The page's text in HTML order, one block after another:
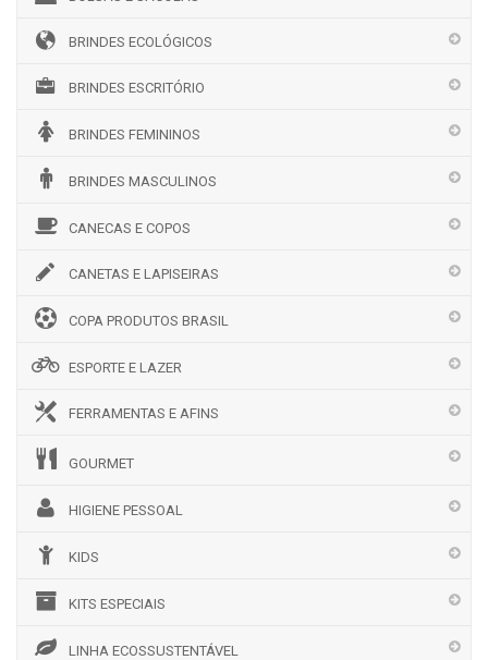
BRINDES ECOLÓGICOS
BRINDES ESCRITÓRIO
BRINDES FEMININOS
BRINDES MASCULINOS
CANECAS E COPOS
CANETAS E LAPISEIRAS
COPA PRODUTOS BRASIL
ESPORTE E LAZER
FERRAMENTAS E AFINS
GOURMET
HIGIENE PESSOAL
KIDS
KITS ESPECIAIS
LINHA ECOSSUSTENTÁVEL